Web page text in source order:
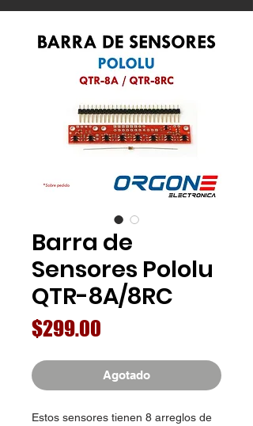
Barra de
Sensores Pololu
QTR-8A/8RC
$299.00
Agotado
Estos sensores tienen 8 arreglos de